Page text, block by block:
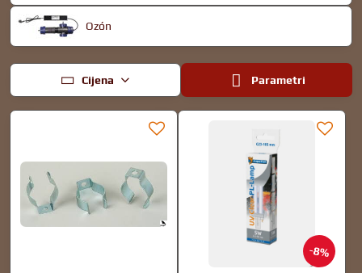
Ozón
Cijena Parametri
8%